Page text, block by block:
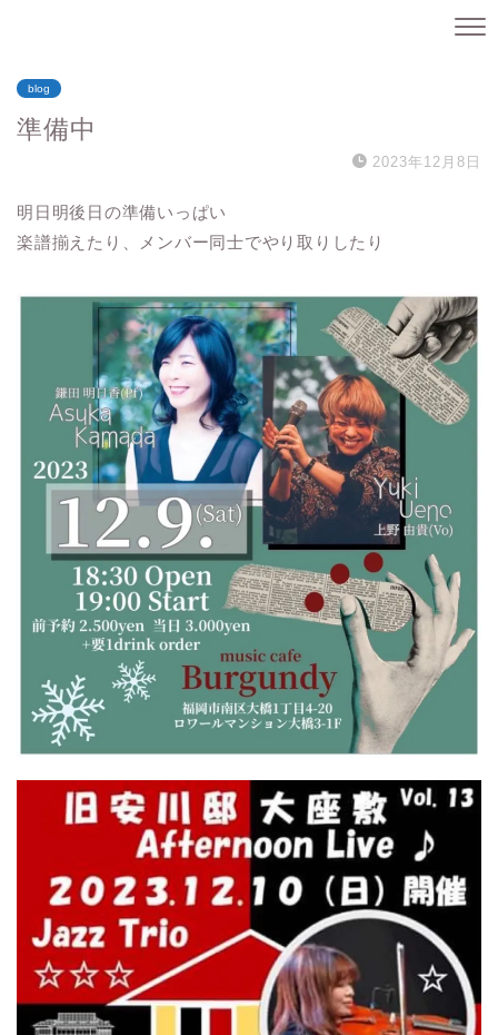
blog
準備中
2023年12月8日
明日明後日の準備いっぱい
楽譜揃えたり、メンバー同士でやり取りしたり